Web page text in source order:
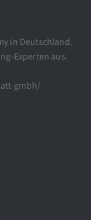
in Deutschland.
Experten aus.
gmbh/